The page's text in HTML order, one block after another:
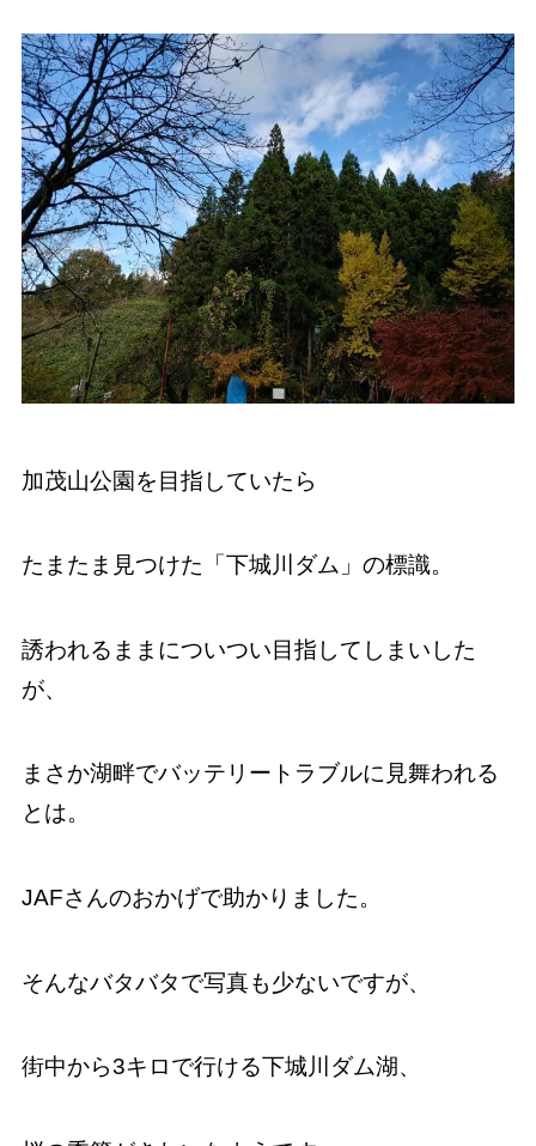
加茂山公園を目指していたら
たまたま見つけた「下城川ダム」の標識。
誘われるままについつい目指してしまいした
が、
まさか湖畔でバッテリートラブルに見舞われる
とは。
JAFさんのおかげで助かりました。
そんなバタバタで写真も少ないですが、
街中から3キロで行ける下城川ダム湖、